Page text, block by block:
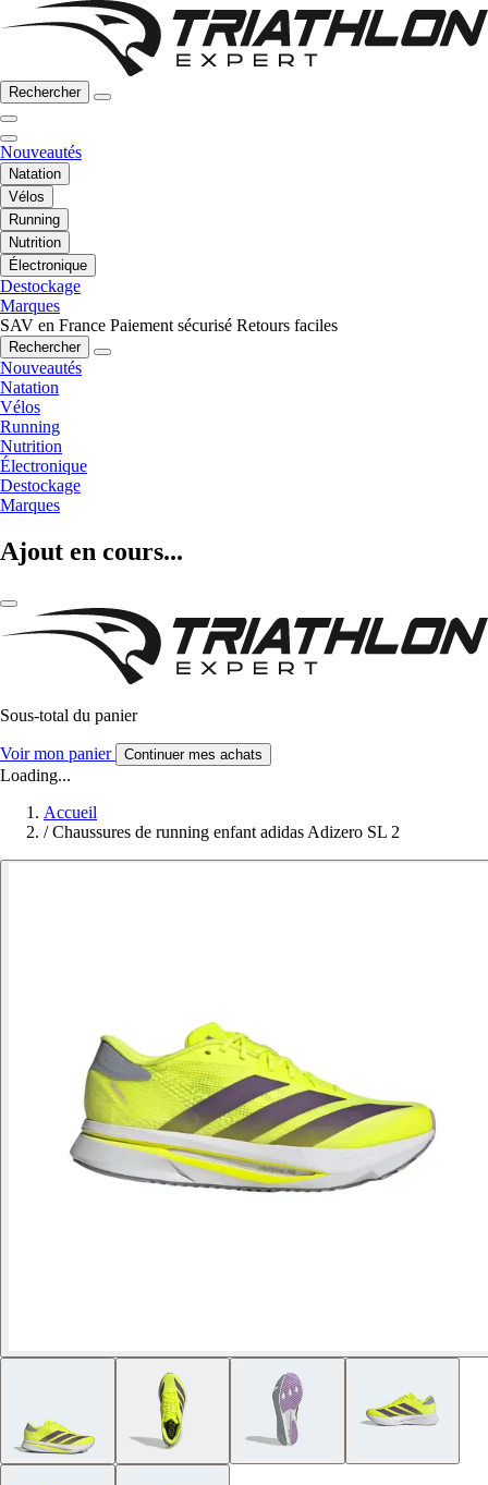
Rechercher
Nouveautés
Natation
Vélos
Running
Nutrition
Électronique
Destockage
Marques
SAV en France Paiement sécurisé Retours faciles
Rechercher
Nouveautés
Natation
Vélos
Running
Nutrition
Électronique
Destockage
Marques
Ajout en cours...
Sous-total du panier
Voir mon panier Continuer mes achats
Loading...
Accueil
/ Chaussures de running enfant adidas Adizero SL 2